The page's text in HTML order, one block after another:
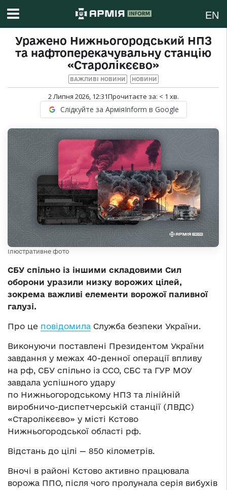
EN
Уражено Нижньогородський НПЗ
та нафтоперекачувальну станцію
«Старолікєєво»
ВАЖЛИВІ НОВИНИ НОВИНИ
2 Липня 2026, 12:31Прочитаєте за: < 1 хв.
Слідкуйте за АрміяInform в Google
Ілюстративне фото
СБУ спільно із іншими складовими Сил
оборони уразили низку ворожих цілей,
зокрема важливі елементи ворожої паливної
галузі.
Про це повідомила Служба безпеки України.
Виконуючи поставлені Президентом України
завдання у межах 40-денної операції впливу
на рф, СБУ спільно із ССО, СБС та ГУР МОУ
завдала успішного удару
по Нижньогородському НПЗ та лінійній
виробничо-диспетчерській станції (ЛВДС)
«Старолікєєво» у місті Кстово
Нижньогородської області рф.
Відстань до цілі — 850 кілометрів.
Вночі в районі Кстово активно працювала
ворожа ППО, після чого пролунала серія вибухів